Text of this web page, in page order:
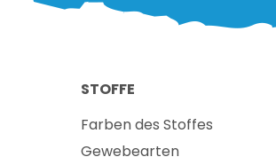
STOFFE
Farben des Stoffes
Gewebearten